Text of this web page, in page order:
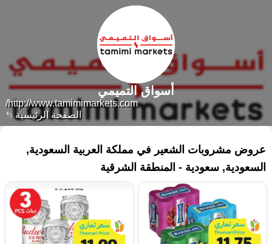
الصفحة الرئيسية
http://www.tamimimarkets.com/
أسواق التميمي
عروض مشروبات الشعير في مملكة العربية السعودية,
السعودية, سعودية - المنطقة الشرقية